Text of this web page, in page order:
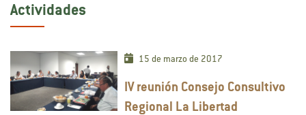
Actividades
15 de marzo de 2017
IV reunión Consejo Consultivo
Regional La Libertad